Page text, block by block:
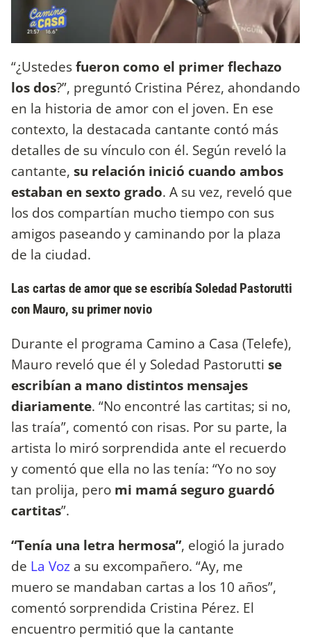
“¿Ustedesfueron como el primer flechazo
los dos?”, preguntó Cristina Pérez, ahondando
en la historia de amor con el joven. En ese
contexto, la destacada cantante contó más
detalles de su vínculo con él. Según reveló la
cantante, su relación inició cuando ambos
estaban en sexto grado. A su vez, reveló que
los dos compartían mucho tiempo con sus
amigos paseando y caminando por la plaza
de la ciudad.
Las cartas de amor que se escribía Soledad Pastorutti
con Mauro, su primer novio
Durante el programa Camino a Casa (Telefe),
Mauro reveló que él y Soledad Pastorutti se
escribían a mano distintos mensajes
diariamente. “No encontré las cartitas; si no,
las traía”, comentó con risas. Por su parte, la
artista lo miró sorprendida ante el recuerdo
y comentó que ella no las tenía: “Yo no soy
tan prolija, pero mi mamá seguro guardó
cartitas”.
“Tenía una letra hermosa”, elogió la jurado
de La Voz a su excompañero. “Ay, me
muero se mandaban cartas a los 10 años”,
comentó sorprendida Cristina Pérez. El
encuentro permitió que la cantante